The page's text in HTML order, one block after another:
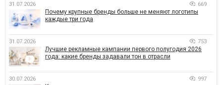
31.07.2026 669
Почему крупные бренды больше не меняют логотипы
каждые три года
31.07.2026 753
Лучшие рекламные кампании первого полугодия 2026
года: какие бренды задавали тон в отрасли
30.07.2026 997